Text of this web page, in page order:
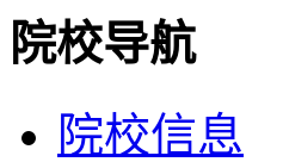
院校导航
院校信息